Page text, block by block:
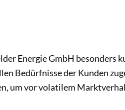
Energie GmbH
Bedürfnisse der Kunden
um vor volatilem